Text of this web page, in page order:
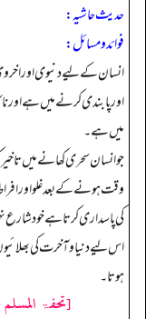
حدیث حاشیہ:
فوائد ومسائل:
انسان کے لیے دنیوی
اور پابندی کرنے میں ہے اور
میں ہے۔
جو انسان سحری کھانے میں
وقت ہونے کے بعد غلو اور
کی پاسداری کرتا ہے خود شارع
اس لیے دنیا وآخرت کی
ہوتا۔
[تحفۃ